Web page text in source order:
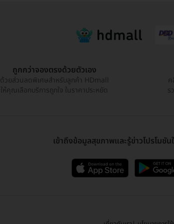
ถูกกว่าจองตรงด้วยตัวเอง
ด้วยส่วนลดพิเศษสำหรับลูกค้า HDmall
ให้คุณเลือกบริการถูกใจ ในราคาประหยัด
ร
เข้าถึงข้อมูลสุขภาพและรู้ข่าวโปรโมชั